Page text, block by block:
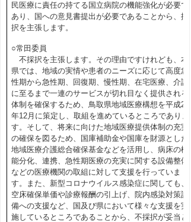
民医療に責任の持てる国立病院の機能強化が必要で
あり、国への意見書提出が必要であることから、採
択を主張します。
○常田委員
不採択を主張します。その理由ですけれども、本
県では、地域の実情や患者のニーズに応じて高度急
性期から急性期、回復期、慢性期、在宅医療、介護
に至るまで一連のサービスが切れ目なく提供される
体制を確保するため、鳥取県地域医療構想を平成28
年12月に策定し、取組を進めているところでありま
す。そして、将来に向けた地域医療提供体制の充実
の確保を図るため、国庫補助金や国庫を財源とした
地域医療介護総合確保基金などを活用し、病床の機
能分化、連携、急性期医療の充実に関する設備整備
などの医療機関の取組に対して支援を行っていま
す。また、新型コロナウイルス感染症に関しても、
空床確保単価や診療報酬の引上げ、院内感染対策設
備への支援など、国及び県において様々な支援を実
施しているところであることから、不採択が妥当と